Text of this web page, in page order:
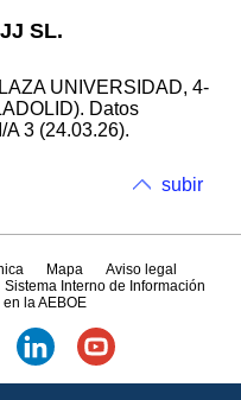
SL.
UNIVERSIDAD, 4-
Datos
A 3 (24.03.26).
subir
Mapa
Aviso legal
Sistema Interno de Información
la AEBOE